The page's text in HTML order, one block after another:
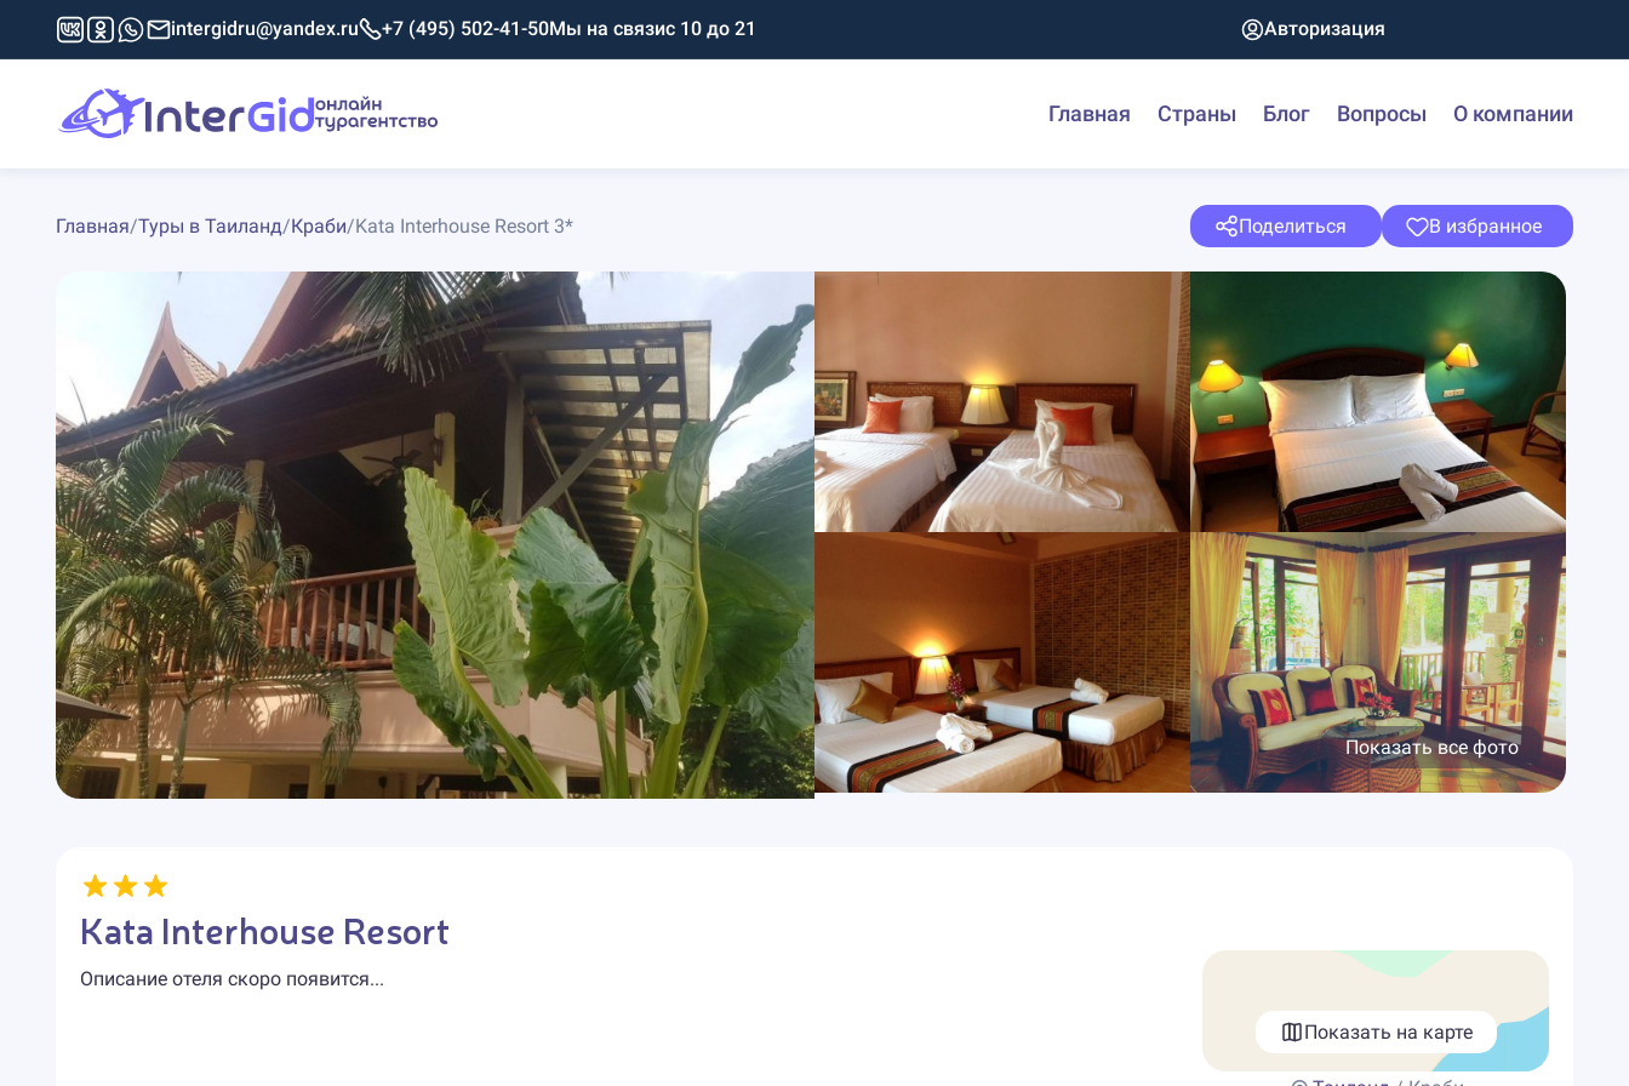
intergidru@yandex.ru +7 (495) 502-41-50Мы на связис 10 до 21 Авторизация
Главная Страны Блог Вопросы О компании
Главная/Туры в Таиланд/Краби/Kata Interhouse Resort 3* Поделиться В избранное
Показать все фото
Kata Interhouse Resort
Описание отеля скоро появится...
Показать на карте